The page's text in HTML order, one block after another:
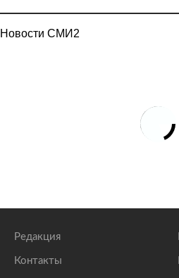
Новости СМИ2
Редакция
Контакты